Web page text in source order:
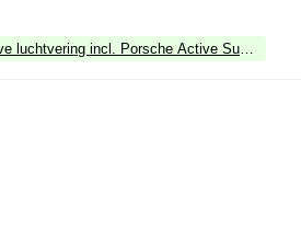
luchtvering incl. Porsche Active Suspension